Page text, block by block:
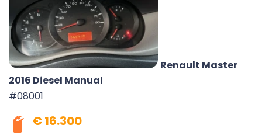
Renault Master
2016 Diesel Manual
#08001
€ 16.300